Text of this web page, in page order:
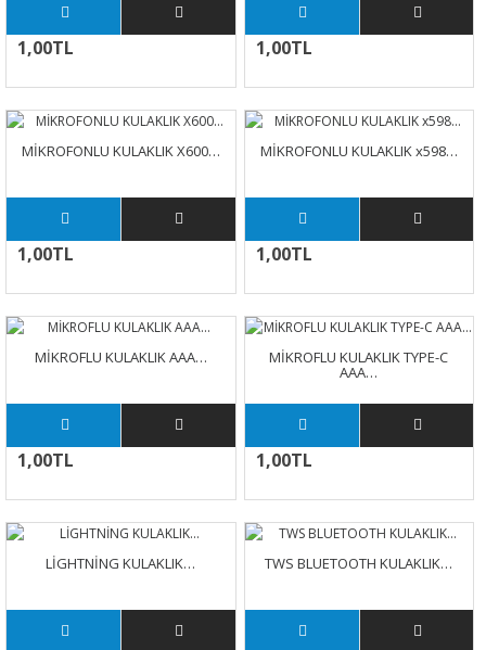
1,00TL 1,00TL
MİKROFONLU KULAKLIK X600…
1,00TL
MİKROFONLU KULAKLIK x598…
1,00TL
MİKROFLU KULAKLIK AAA…
1,00TL
MİKROFLU KULAKLIK TYPE-C
AAA…
1,00TL
LİGHTNİNG KULAKLIK… TWS BLUETOOTH KULAKLIK…